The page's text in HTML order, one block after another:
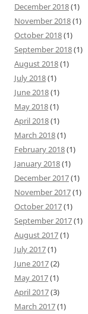
December 2018(1)
November 2018(1)
October 2018(1)
September 2018(1)
August 2018(1)
July 2018(1)
June 2018(1)
May 2018(1)
April 2018(1)
March 2018(1)
February 2018(1)
January 2018(1)
December 2017(1)
November 2017(1)
October 2017(1)
September 2017(1)
August 2017(1)
July 2017(1)
June 2017(2)
May 2017(1)
April 2017(3)
March 2017(1)